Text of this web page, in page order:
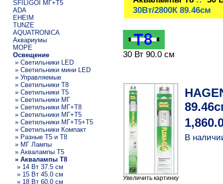
SFILIGOI МГ+Т5
ADA
EHEIM
TUNZE
AQUATRONICA
Аквариумы
МОРЕ
Освещение
» Светильники LED
» Светильники мини LED
» Управляемые
» Светильники T8
» Светильники T5
» Светильники МГ
» Светильники МГ+T8
» Светильники МГ+T5
» Светильники МГ+T5+T5
» Светильники Компакт
» Разные T5 и T8
» МГ Лампы
» Аквалампы T5
» Аквалампы T8
» 14 Вт 37.5 см
» 15 Вт 45.0 см
» 18 Вт 60.0 см
30Вт/2800К 89.46см
30 Вт 90.0 см
Увеличить картинку
В